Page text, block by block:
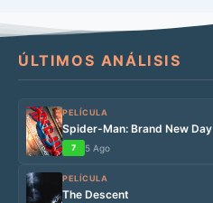
ÚLTIMOS ANÁLISIS
PELÍCULA
Spider-Man: Brand New Day
7 5 Ago
PELÍCULA
The Descent